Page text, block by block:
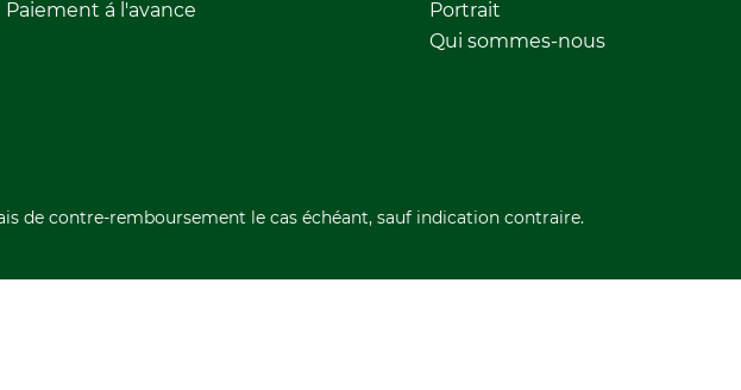
Paiement á l'avance
Portrait
Qui sommes-nous
de contre-remboursement le cas échéant, sauf indication contraire.